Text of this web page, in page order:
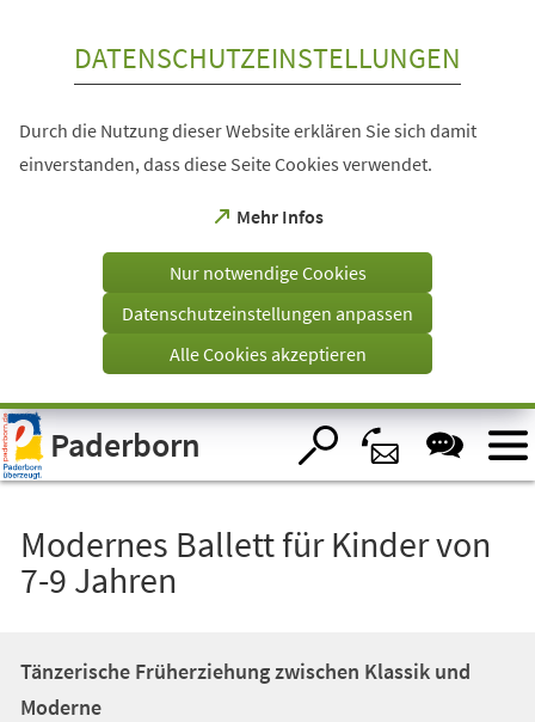
Visuelle
Assistenzsoftware
öffnen.
DATENSCHUTZEINSTELLUNGEN
Durch die Nutzung dieser Website erklären Sie sich damit
einverstanden, dass diese Seite Cookies verwendet.
Mehr Infos
(Öffnet
einem
Tab)
Nur notwendige Cookies
Datenschutzeinstellungen anpassen
Alle Cookies akzeptieren
Paderborn
Modernes Ballett für Kinder von
7-9 Jahren
Tänzerische Früherziehung zwischen Klassik und
Moderne